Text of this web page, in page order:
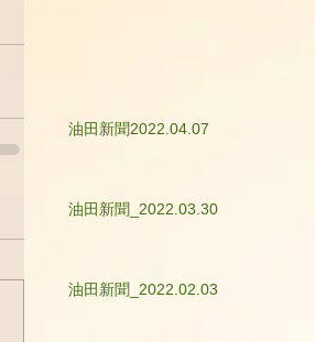
油田新聞2022.04.07
油田新聞_2022.03.30
油田新聞_2022.02.03